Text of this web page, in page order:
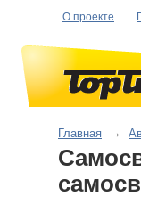
О проекте
Главная →